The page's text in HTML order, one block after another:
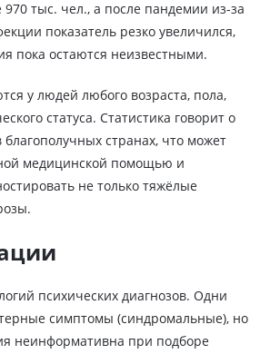
970 тыс. чел., а после пандемии из-за
показатель резко увеличился,
пока остаются неизвестными.
у людей любого возраста, пола,
статуса. Статистика говорит о
благополучных странах, что может
медицинской помощью и
не только тяжёлые
психических диагнозов. Одни
симптомы (синдромальные), но
неинформативна при подборе